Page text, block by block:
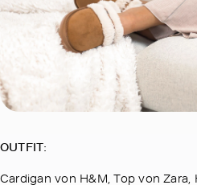
OUTFIT:
Cardigan von H&M, Top von